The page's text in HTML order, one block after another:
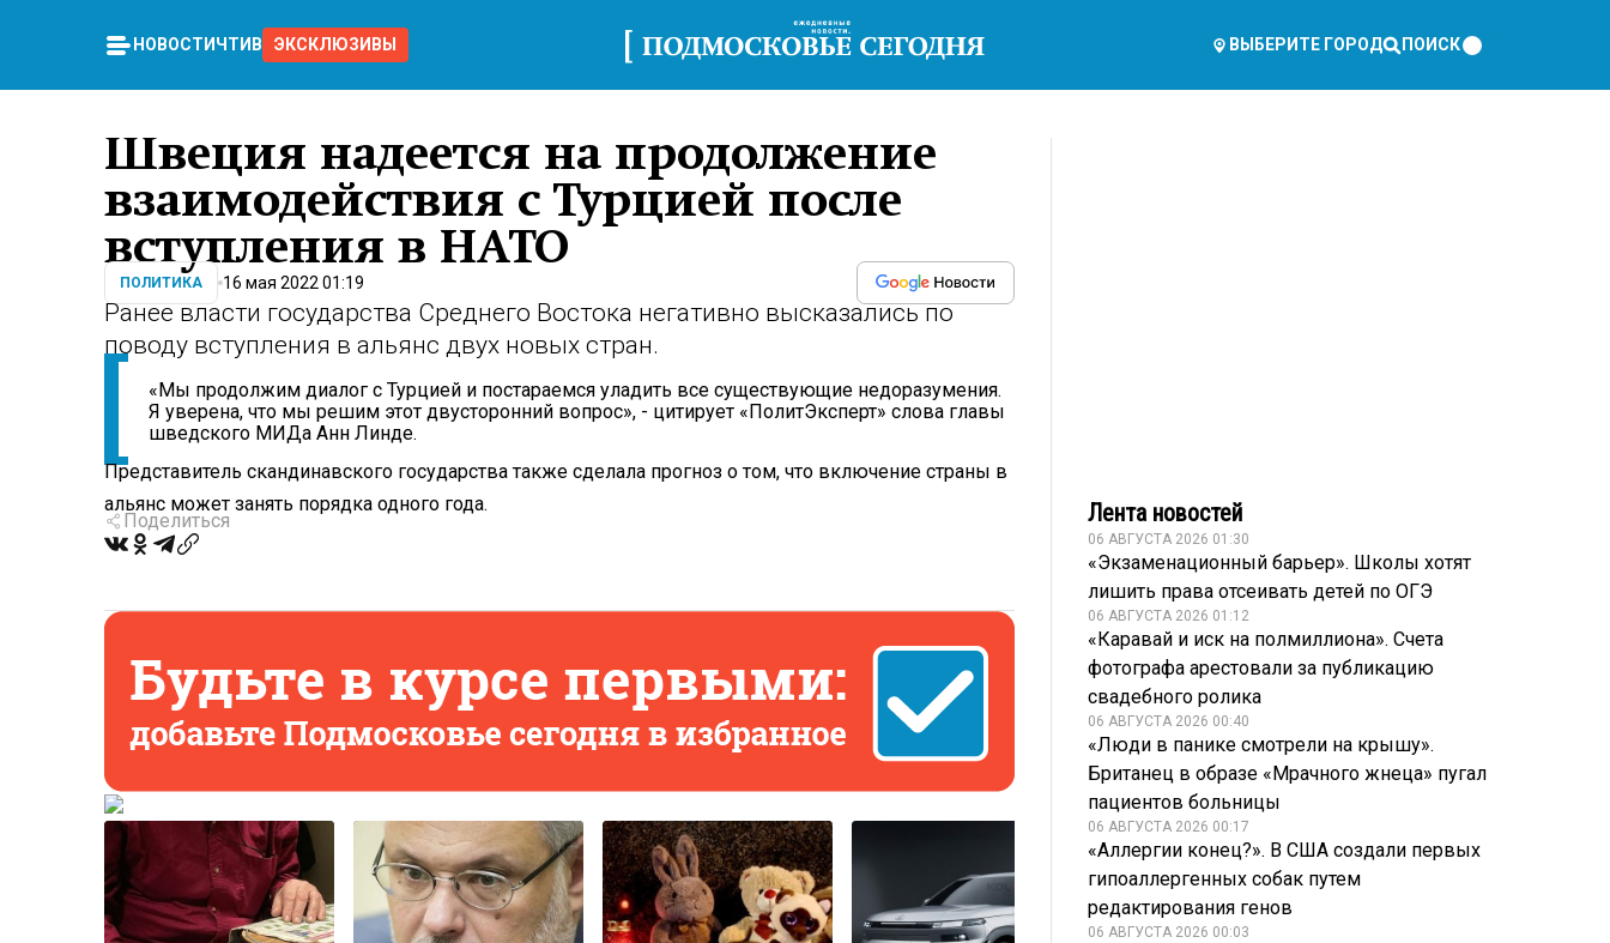
НОВОСТИ ЧТИВО ЭКСКЛЮЗИВЫ ВЫБЕРИТЕ ГОРОД ПОИСК
Швеция надеется на продолжение
взаимодействия с Турцией после
вступления в НАТО
ПОЛИТИКА 16 мая 2022 01:19
Ранее власти государства Среднего Востока негативно высказались по
поводу вступления в альянс двух новых стран.
«Мы продолжим диалог с Турцией и постараемся уладить все существующие недоразумения.
Я уверена, что мы решим этот двусторонний вопрос», - цитирует «ПолитЭксперт» слова главы
шведского МИДа Анн Линде.
Представитель скандинавского государства также сделала прогноз о том, что включение страны в
альянс может занять порядка одного года.
Поделиться Лента новостей
06 АВГУСТА 2026 01:30
«Экзаменационный барьер». Школы хотят
лишить права отсеивать детей по ОГЭ
06 АВГУСТА 2026 01:12
«Каравай и иск на полмиллиона». Счета
фотографа арестовали за публикацию
свадебного ролика
06 АВГУСТА 2026 00:40
«Люди в панике смотрели на крышу».
Британец в образе «Мрачного жнеца» пугал
пациентов больницы
06 АВГУСТА 2026 00:17
«Аллергии конец?». В США создали первых
гипоаллергенных собак путем
редактирования генов
06 АВГУСТА 2026 00:03